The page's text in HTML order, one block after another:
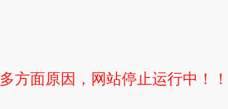
方面原因，网站停止运行中！